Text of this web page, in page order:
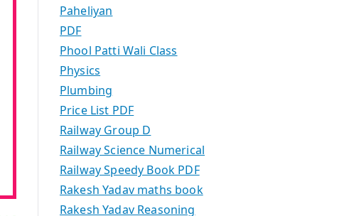
Paheliyan
PDF
Phool Patti Wali Class
Physics
Plumbing
Price List PDF
Railway Group D
Railway Science Numerical
Railway Speedy Book PDF
Rakesh Yadav maths book
Rakesh Yadav Reasoning